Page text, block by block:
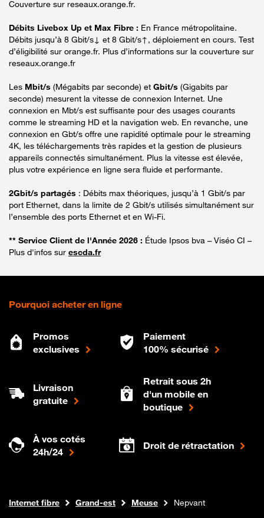
Couverture sur reseaux.orange.fr.
Débits Livebox Up et Max Fibre : En France métropolitaine.
Débits jusqu’à 8 Gbit/s↓ et 8 Gbit/s↑, déploiement en cours. Test
d’éligibilité sur orange.fr. Plus d’informations sur la couverture sur
reseaux.orange.fr
Les Mbit/s (Mégabits par seconde) et Gbit/s (Gigabits par
seconde) mesurent la vitesse de connexion Internet. Une
connexion en Mbt/s est suffisante pour des usages courants
comme le streaming HD et la navigation web. En revanche, une
connexion en Gbt/s offre une rapidité optimale pour le streaming
4K, les téléchargements très rapides et la gestion de plusieurs
appareils connectés simultanément. Plus la vitesse est élevée,
plus votre expérience en ligne sera fluide et performante.
2Gbit/s partagés : Débits max théoriques, jusqu’à 1 Gbit/s par
port Ethernet, dans la limite de 2 Gbit/s utilisés simultanément sur
l’ensemble des ports Ethernet et en Wi-Fi.
** Service Client de l'Année 2026 : Étude Ipsos bva – Viséo CI –
Plus d'infos sur escda.fr
Pourquoi acheter en ligne
Promos
exclusives
Paiement
100% sécurisé
Livraison
gratuite
Retrait sous 2h
d'un mobile en
boutique
À vos cotés
24h/24
Droit de rétractation
Boutique Orange
Internet fibre Grand-est Meuse Nepvant